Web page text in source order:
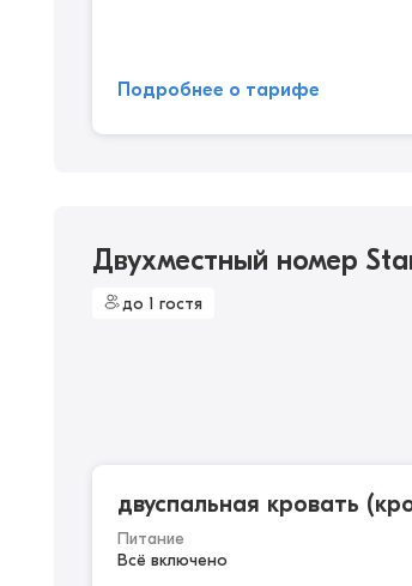
Подробнее о тарифе
Двухместный номер
до 1 гостя
двуспальная кровать
Питание
Всё включено